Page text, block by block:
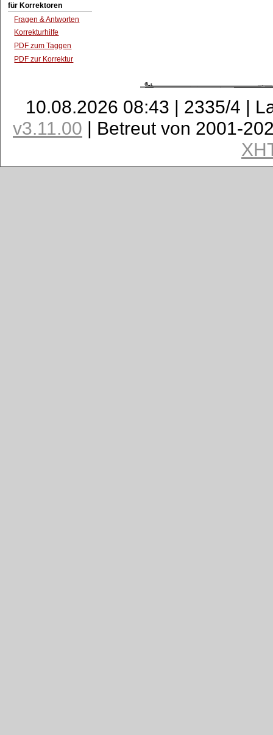
für Korrektoren
Fragen & Antworten
Korrekturhilfe
PDF zum Taggen
PDF zur Korrektur
10.08.2026 08:43 | 2335/4 |
v3.11.00 | Betreut von 2001-